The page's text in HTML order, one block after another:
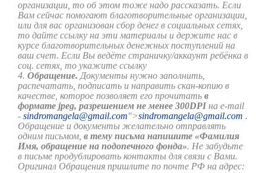
организации, то об этом тоже надо рассказать. Если
Вам сейчас помогают благотворительные организации,
или для вас организован сбор денег в социальных сетях,
то дайте ссылку на эти материалы и держите нас в
курсе благотворительных денежных поступлений на
ваш счет. Если Вы ведёте страничку/аккаунт ребёнка в
соц. сетях, то укажите ссылку
4. Обращение. Документы нужно заполнить,
распечатать, подписать и направить скан-копию в
качестве, которое позволяет его прочитать в
формате jpeg, разрешением не менее 300DPIна e-mail
- sindromangela@gmail.com">sindromangela@gmail.com .
Обращение и документы желательно отправлять
одним письмом, в тему письма напишите «Фамилия
Имя, обращение на подопечного фонда». Не забудьте
в письме продублировать контакты для связи с Вами.
Оригинал Обращения пришлите по почте РФ на адрес: